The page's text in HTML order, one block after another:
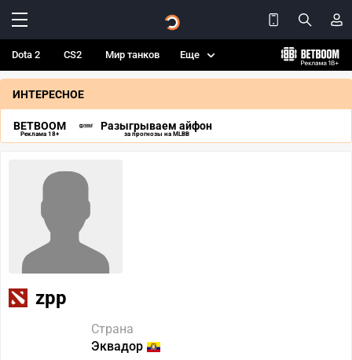
Dota 2 CS2 Мир танков Еще
ИНТЕРЕСНОЕ
BETBOOM
Реклама 18+
Разыгрываем айфон
за прогнозы на MLBB
zpp
Страна
Эквадор